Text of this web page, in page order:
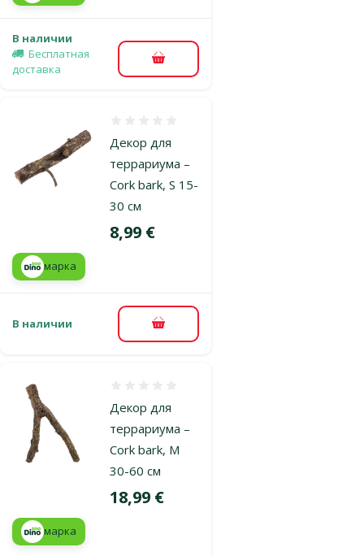
В наличии
Бесплатная
доставка
В корзину
Декор для
террариума –
Cork bark, S 15-
30 см
Цена
8,99 €
марка
В наличии В корзину
Декор для
террариума –
Cork bark, M
30-60 см
Цена
18,99 €
марка